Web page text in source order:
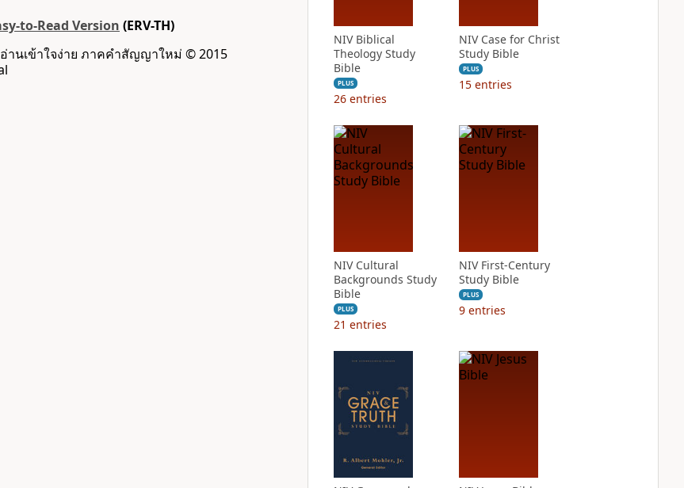
to-Read Version (ERV-TH)
นเข้าใจง่าย ภาคคำสัญญาใหม่ © 2015
NIV Biblical
Theology Study
Bible
PLUS
26 entries
NIV Case for Christ
Study Bible
PLUS
15 entries
NIV Cultural
Backgrounds Study
Bible
PLUS
21 entries
NIV First-Century
Study Bible
PLUS
9 entries